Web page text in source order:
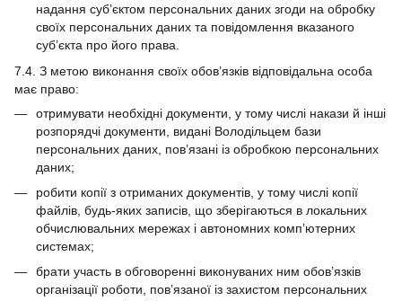
надання суб’єктом персональних даних згоди на обробку
своїх персональних даних та повідомлення вказаного
суб’єкта про його права.
7.4. З метою виконання своїх обов’язків відповідальна особа
має право:
отримувати необхідні документи, у тому числі накази й інші
розпорядчі документи, видані Володільцем бази
персональних даних, пов’язані із обробкою персональних
даних;
робити копії з отриманих документів, у тому числі копії
файлів, будь-яких записів, що зберігаються в локальних
обчислювальних мережах і автономних комп’ютерних
системах;
брати участь в обговоренні виконуваних ним обов’язків
організації роботи, пов’язаної із захистом персональних